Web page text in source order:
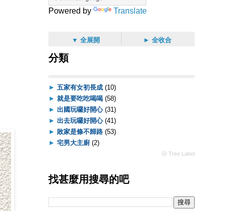
Powered by Translate
▼ 全展開 ► 全收合
分類
► 五家有女初長成 (10)
► 就是要吃吃喝喝 (58)
► 出國玩囉好開心 (31)
► 出去玩囉好開心 (41)
► 敗家是條不歸路 (53)
► 宅男大主廚 (2)
ⓦ Tree Label
找甚麼用搜尋的吧